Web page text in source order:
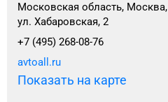
Московская область, Москва,
ул. Хабаровская, 2
+7 (495) 268-08-76
avtoall.ru
Показать на карте